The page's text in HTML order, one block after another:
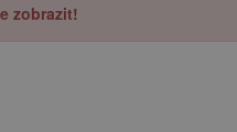
zobrazit!